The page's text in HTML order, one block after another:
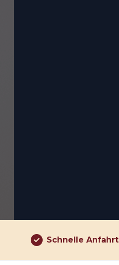
Schnelle Anfahrt